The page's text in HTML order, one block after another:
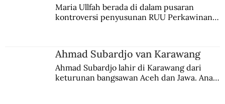
Maria Ullfah berada di dalam pusaran
kontroversi penyusunan RUU Perkawinan.
Ahmad Subardjo van Karawang
Ahmad Subardjo lahir di Karawang dari
keturunan bangsawan Aceh dan Jawa. Anak